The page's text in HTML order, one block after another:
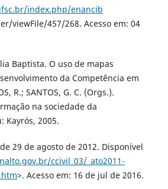
index.php/enancib
viewFile/457/268. Acesso em: 04
Baptista. O uso de mapas
da Competência em
R.; SANTOS, G. C. (Orgs.).
na sociedade da
Kayrós, 2005.
de 29 de agosto de 2012. Disponível
ccivil_03/_ato2011-
>. Acesso em: 16 de jul de 2016.